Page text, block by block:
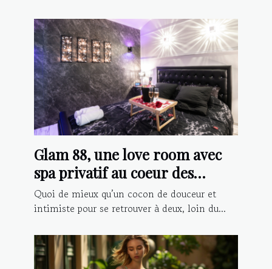
Glam 88, une love room avec
spa privatif au coeur des
Vosges
Quoi de mieux qu’un cocon de douceur et
intimiste pour se retrouver à deux, loin du...